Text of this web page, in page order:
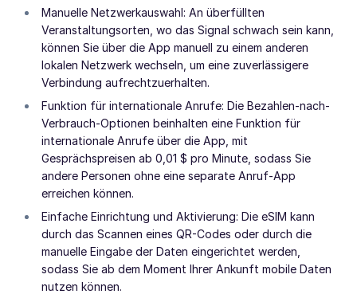
Manuelle Netzwerkauswahl: An überfüllten
Veranstaltungsorten, wo das Signal schwach sein kann,
können Sie über die App manuell zu einem anderen
lokalen Netzwerk wechseln, um eine zuverlässigere
Verbindung aufrechtzuerhalten.
Funktion für internationale Anrufe: Die Bezahlen-nach-
Verbrauch-Optionen beinhalten eine Funktion für
internationale Anrufe über die App, mit
Gesprächspreisen ab 0,01 $ pro Minute, sodass Sie
andere Personen ohne eine separate Anruf-App
erreichen können.
Einfache Einrichtung und Aktivierung: Die eSIM kann
durch das Scannen eines QR-Codes oder durch die
manuelle Eingabe der Daten eingerichtet werden,
sodass Sie ab dem Moment Ihrer Ankunft mobile Daten
nutzen können.